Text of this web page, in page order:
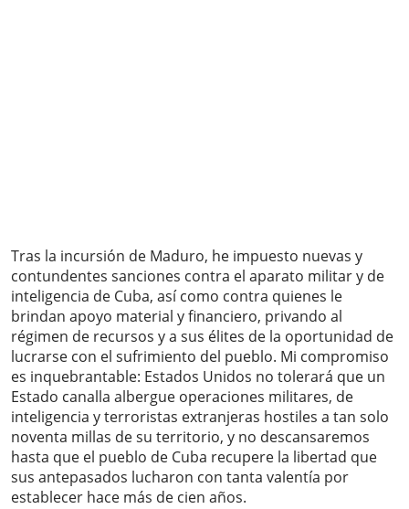
Tras la incursión de Maduro, he impuesto nuevas y
contundentes sanciones contra el aparato militar y de
inteligencia de Cuba, así como contra quienes le
brindan apoyo material y financiero, privando al
régimen de recursos y a sus élites de la oportunidad de
lucrarse con el sufrimiento del pueblo. Mi compromiso
es inquebrantable: Estados Unidos no tolerará que un
Estado canalla albergue operaciones militares, de
inteligencia y terroristas extranjeras hostiles a tan solo
noventa millas de su territorio, y no descansaremos
hasta que el pueblo de Cuba recupere la libertad que
sus antepasados ​​lucharon con tanta valentía por
establecer hace más de cien años.